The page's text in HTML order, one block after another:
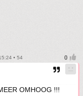
• 54
OMHOOG !!!